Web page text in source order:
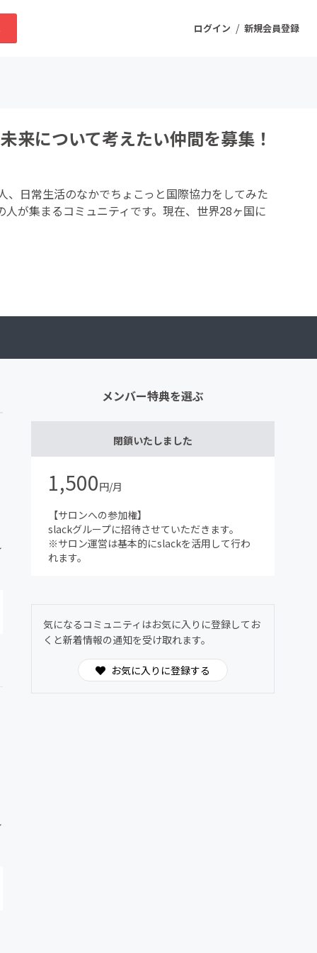
ログイン / 新規会員登録
ファッション
来について考えたい仲間を募集！
日常生活のなかでちょこっと国際協力をしてみた
が集まるコミュニティです。現在、世界28ヶ国に
メンバー特典を選ぶ
閉鎖いたしました
1,500円/月
【サロンへの参加権】
slackグループに招待させていただきます。
※サロン運営は基本的にslackを活用して行わ
れます。
気になるコミュニティはお気に入りに登録してお
くと新着情報の通知を受け取れます。
お気に入りに登録する